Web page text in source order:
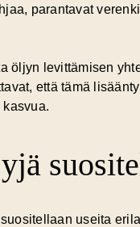
parantavat
öljyn levittämisen
että tämä
useita